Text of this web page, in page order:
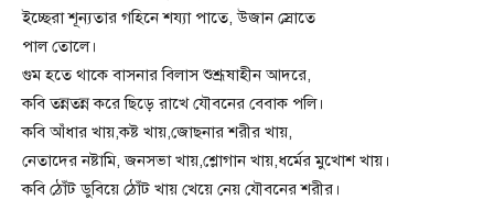
ইচ্ছেরা শূন্যতার গহিনে শয্যা পাতে, উজান স্রোতে
পাল তোলে।
গুম হতে থাকে বাসনার বিলাস শুশ্রূষাহীন আদরে,
কবি তন্নতন্ন করে ছিড়ে রাখে যৌবনের বেবাক পলি।
কবি আঁধার খায়,কষ্ট খায়,জোছনার শরীর খায়,
নেতাদের নষ্টামি, জনসভা খায়,শ্লোগান খায়,ধর্মের মুখোশ খায়।
কবি ঠোঁট ডুবিয়ে ঠোঁট খায় খেয়ে নেয় যৌবনের শরীর।